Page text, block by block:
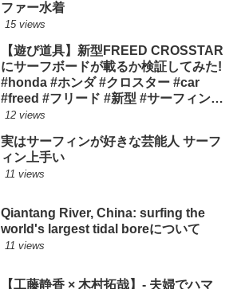
ファー水着
15 views
【遊び道具】新型FREED CROSSTAR
にサーフボードが載るか検証してみた!
#honda #ホンダ #クロスター #car
#freed #フリード #新型 #サーフィン
ロングボード
12 views
実はサーフィンが好きな芸能人 サーフ
ィン上手い
11 views
Qiantang River, China: surfing the
world's largest tidal boreについて
11 views
【工藤静香 × 木村拓哉】- 夫婦でハマ